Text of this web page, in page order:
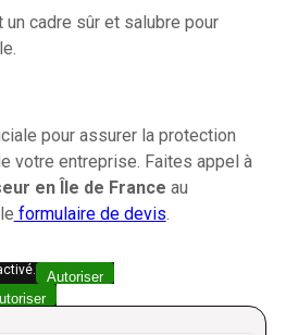
cadre sûr et salubre pour
pour assurer la protection
votre entreprise. Faites appel à
en Île de France au
formulaire de devis.
Autoriser